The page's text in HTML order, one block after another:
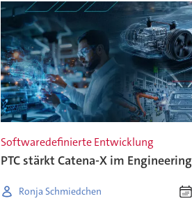
Softwaredefinierte Entwicklung
PTC stärkt Catena-X im Engineering
Ronja Schmiedchen